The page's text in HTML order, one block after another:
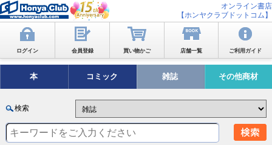
オンライン書店
【ホンヤクラブドットコム】
ログイン 会員登録 買い物かご 店舗一覧 ご利用ガイド
本 コミック 雑誌 その他商材
検索